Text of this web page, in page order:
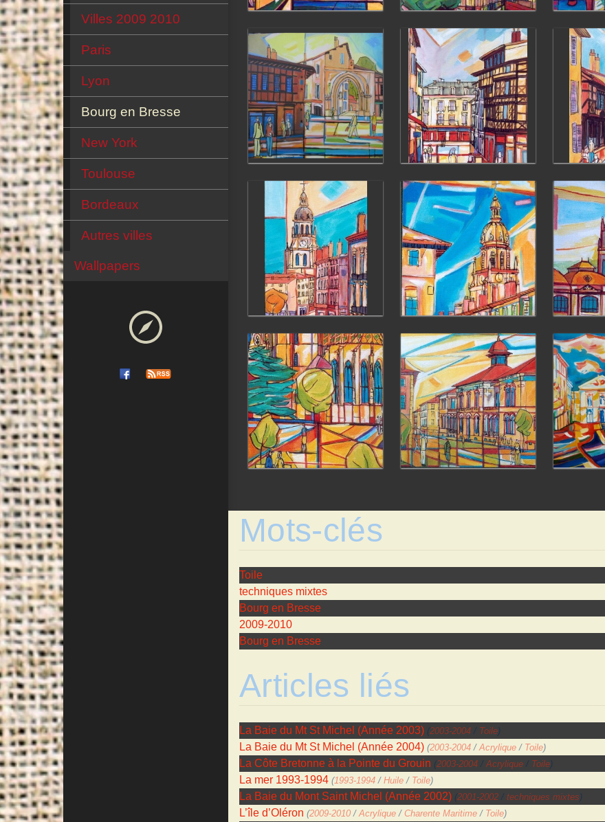
Mots-clés
Toile
techniques mixtes
Bourg en Bresse
2009-2010
Bourg en Bresse
Articles liés
La Baie du Mt St Michel (Année 2003) (2003-2004 / Toile
La Baie du Mt St Michel (Année 2004) (2003-2004 /Acrylique / Toile)
La Côte Bretonne à la Pointe du Grouin (2003-2004 /Acrylique / Toile
La mer 1993-1994 (1993-1994 / Huile / Toile)
La Baie du Mont Saint Michel (Année 2002) (2001-2002 / techniques mixtes
L’île d’Oléron (2009-2010 /Acrylique / Charente Maritime / Toile)
Villes 2009 2010
Paris
Lyon
Bourg en Bresse
New York
Toulouse
Bordeaux
Autres villes
Wallpapers